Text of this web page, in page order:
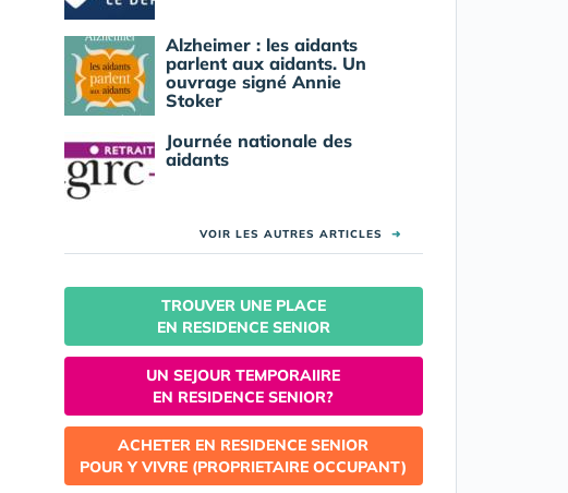
Alzheimer : les aidants
parlent aux aidants. Un
ouvrage signé Annie
Stoker
Journée nationale des
aidants
VOIR LES AUTRES ARTICLES ➜
TROUVER UNE PLACE
EN RESIDENCE SENIOR
UN SEJOUR TEMPORAIIRE
EN RESIDENCE SENIOR?
ACHETER EN RESIDENCE SENIOR
POUR Y VIVRE (PROPRIETAIRE OCCUPANT)